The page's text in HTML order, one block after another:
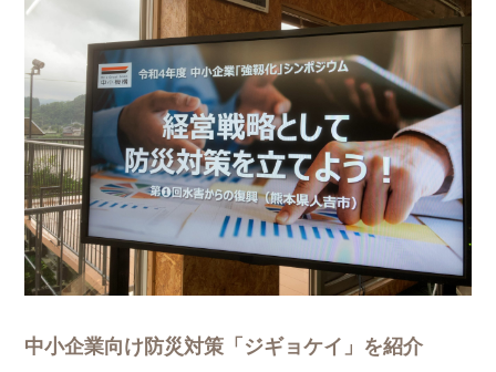
中小企業向け防災対策「ジギョケイ」を紹介